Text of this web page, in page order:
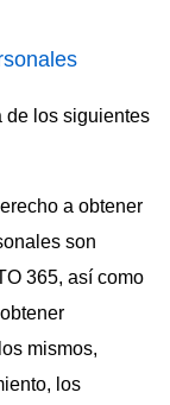
de los siguientes
a obtener
son
365, así como
mismos,
los